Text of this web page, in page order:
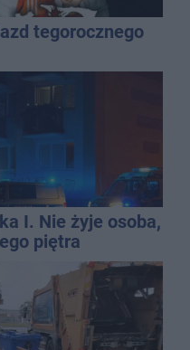
tegorocznego
I. Nie żyje osoba,
piętra